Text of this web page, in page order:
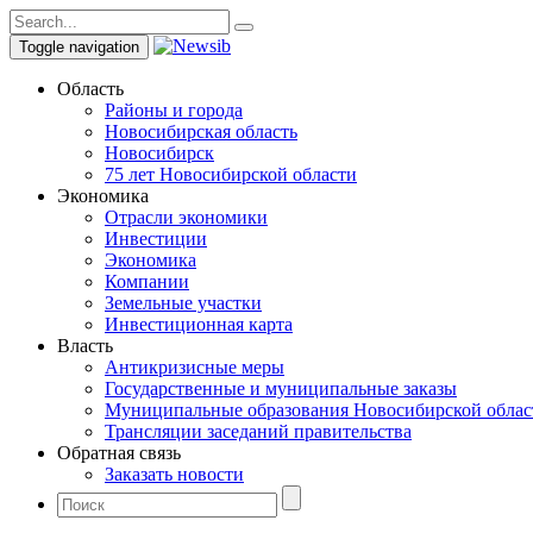
Toggle navigation
Область
Районы и города
Новосибирская область
Новосибирск
75 лет Новосибирской области
Экономика
Отрасли экономики
Инвестиции
Экономика
Компании
Земельные участки
Инвестиционная карта
Власть
Антикризисные меры
Государственные и муниципальные заказы
Муниципальные образования Новосибирской
Трансляции заседаний правительства
Обратная связь
Заказать новости